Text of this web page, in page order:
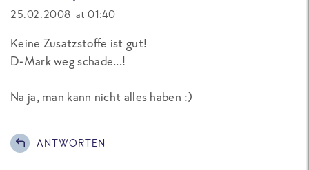
25.02.2008 at 01:40
Keine Zusatzstoffe ist gut!
D-Mark weg schade...!
Na ja, man kann nicht alles haben :)
ANTWORTEN